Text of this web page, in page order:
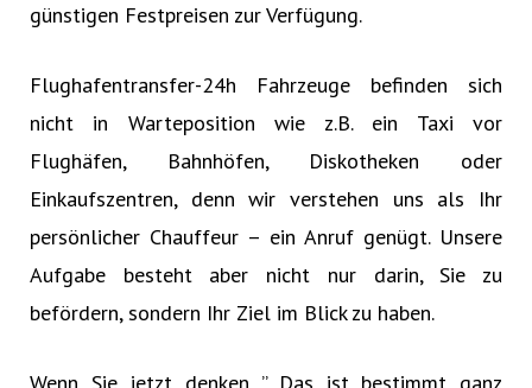
günstigen Festpreisen zur Verfügung.
Flughafentransfer-24h Fahrzeuge befinden sich
nicht in Warteposition wie z.B. ein Taxi vor
Flughäfen, Bahnhöfen, Diskotheken oder
Einkaufszentren, denn wir verstehen uns als Ihr
persönlicher Chauffeur – ein Anruf genügt. Unsere
Aufgabe besteht aber nicht nur darin, Sie zu
befördern, sondern Ihr Ziel im Blick zu haben.